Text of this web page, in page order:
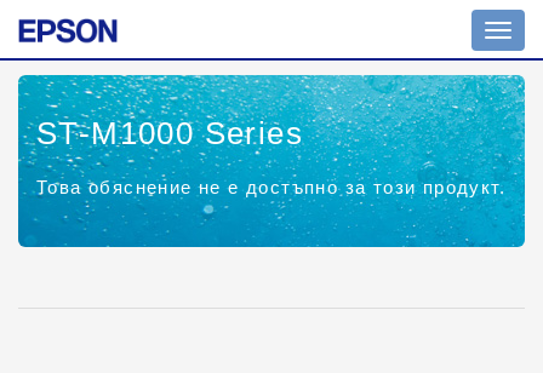
ST-M1000 Series
Това обяснение не е достъпно за този продукт.